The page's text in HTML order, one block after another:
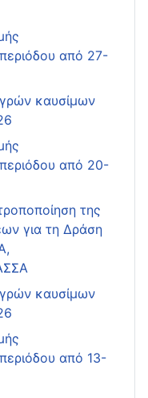
από 27-
καυσίμων
από 20-
της
για τη Δράση
καυσίμων
από 13-